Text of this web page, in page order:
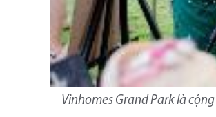
Vinhomes Grand Park là